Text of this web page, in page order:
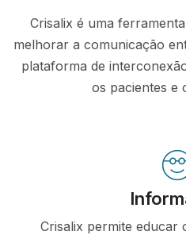
Crisalix é uma
melhorar a comunicação
plataforma de
os pacientes e
Crisalix permite educar